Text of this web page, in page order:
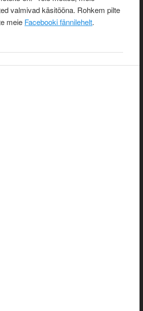
valmivad käsitööna. Rohkem pilte
meie Facebooki fännilehelt.